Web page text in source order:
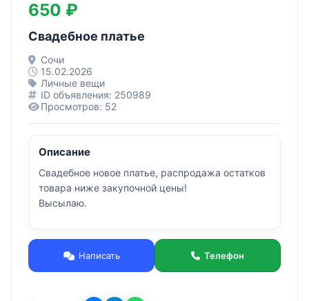
650 ₽
Свадебное платье
Сочи
15.02.2026
Личные вещи
ID объявления: 250989
Просмотров: 52
Описание
Свадебное новое платье, распродажа остатков
товара ниже закупочной цены!
Высылаю.
Написать Телефон